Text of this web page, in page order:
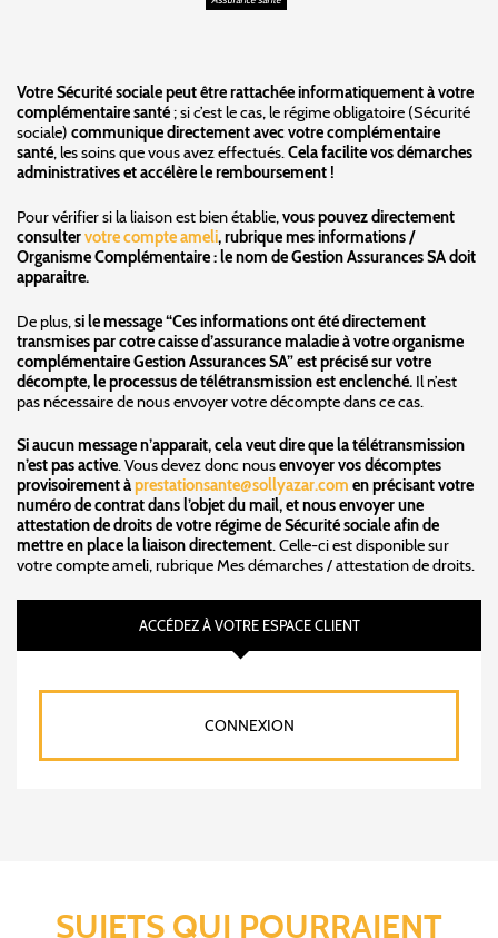
Votre Sécurité sociale peut être rattachée informatiquement à votre
complémentaire santé; si c’est le cas, le régime obligatoire (Sécurité
sociale) communique directement avec votre complémentaire
santé, les soins que vous avez effectués.Cela facilite vos démarches
administratives et accélère le remboursement !
Pour vérifier si la liaison est bien établie,vous pouvez directement
consultervotre compte ameli, rubrique mes informations /
Organisme Complémentaire : le nom de Gestion Assurances SA doit
apparaitre.
De plus,si le message “Ces informations ont été directement
transmises par cotre caisse d’assurance maladie à votre organisme
complémentaire Gestion Assurances SA” est précisé sur votre
décompte, le processus de télétransmission est enclenché. Il n’est
pas nécessaire de nous envoyer votre décompte dans ce cas.
Si aucun message n’apparait, cela veut dire que la télétransmission
n’est pas active. Vous devez donc nousenvoyer vos décomptes
provisoirement àprestationsante@sollyazar.com en précisant votre
numéro de contrat dans l’objet du mail, et nous envoyer une
attestation de droits de votre régime de Sécurité sociale afin de
mettre en place la liaison directement. Celle-ci est disponible sur
votre compte ameli, rubrique Mes démarches / attestation de droits.
ACCÉDEZ À VOTRE ESPACE CLIENT
CONNEXION
SUJETS QUI POURRAIENT